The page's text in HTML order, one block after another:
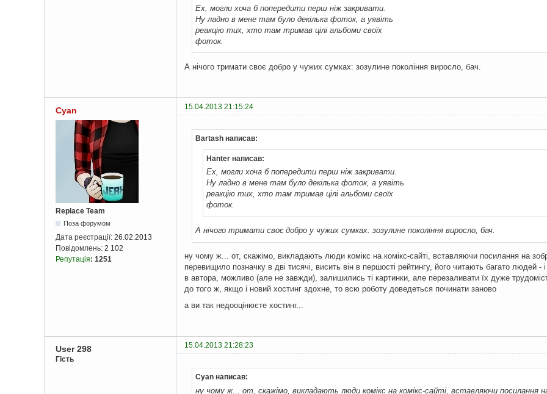
Ех, могли хоча б попередити перш ніж закривати.
Ну ладно в мене там було декілька фоток, а уявіть
реакцію тих, хто там тримав цілі альбоми своїх
фоток.
А нічого тримати своє добро у чужих сумках: зозулине покоління виросло, бач.
Cyan 15.04.2013 21:15:24
Replace Team
Поза форумом
Дата реєстрації: 26.02.2013
Повідомлень: 2 102
Репутація: 1251
Bartash написав:
Hanter написав:
Ех, могли хоча б попередити перш ніж закривати.
Ну ладно в мене там було декілька фоток, а уявіть
реакцію тих, хто там тримав цілі альбоми своїх
фоток.
А нічого тримати своє добро у чужих сумках: зозулине покоління виросло, бач.
ну чому ж... от, скажімо, викладають люди комікс на комікс-сайті, вставляючи посилання на
перевищило позначку в дві тисячі, висить він в першості рейтингу, його читають багато людей -
в автора, можливо (але не завжди), залишились ті картинки, але перезаливати їх дуже
до того ж, якщо і новий хостинг здохне, то всю роботу доведеться починати заново
а ви так недооцінюєте хостинг...
User 298
15.04.2013 21:28:23
Гість
Cyan написав:
ну чому ж... от, скажімо, викладають люди комікс на комікс-сайті, вставляючи посилання